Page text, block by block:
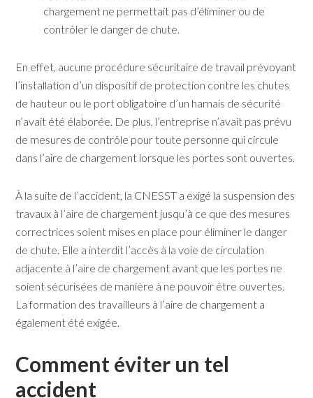
chargement ne permettait pas d’éliminer ou de
contrôler le danger de chute.
En effet, aucune procédure sécuritaire de travail prévoyant
l’installation d’un dispositif de protection contre les chutes
de hauteur ou le port obligatoire d’un harnais de sécurité
n’avait été élaborée. De plus, l’entreprise n’avait pas prévu
de mesures de contrôle pour toute personne qui circule
dans l’aire de chargement lorsque les portes sont ouvertes.
À la suite de l’accident, la CNESST a exigé la suspension des
travaux à l’aire de chargement jusqu’à ce que des mesures
correctrices soient mises en place pour éliminer le danger
de chute. Elle a interdit l’accès à la voie de circulation
adjacente à l’aire de chargement avant que les portes ne
soient sécurisées de manière à ne pouvoir être ouvertes.
La formation des travailleurs à l’aire de chargement a
également été exigée.
Comment éviter un tel
accident